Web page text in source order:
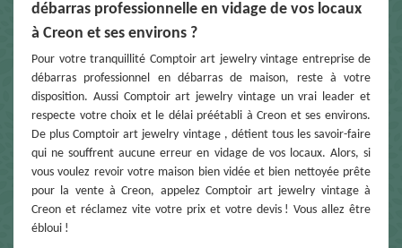
débarras professionnelle en vidage de vos locaux
à Creon et ses environs ?
Pour votre tranquillité Comptoir art jewelry vintage entreprise de
débarras professionnel en débarras de maison, reste à votre
disposition. Aussi Comptoir art jewelry vintage un vrai leader et
respecte votre choix et le délai préétabli à Creon et ses environs.
De plus Comptoir art jewelry vintage , détient tous les savoir-faire
qui ne souffrent aucune erreur en vidage de vos locaux. Alors, si
vous voulez revoir votre maison bien vidée et bien nettoyée prête
pour la vente à Creon, appelez Comptoir art jewelry vintage à
Creon et réclamez vite votre prix et votre devis ! Vous allez être
ébloui !